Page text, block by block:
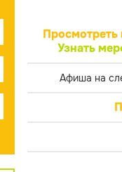
Просмотреть
Узнать
Афиша на